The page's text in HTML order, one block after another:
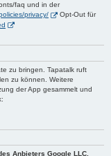
faq und in der
privacy/
Opt-Out für
zu bringen. Tapatalk ruft
zu können. Weitere
der App gesammelt und
Anbieters Google LLC,